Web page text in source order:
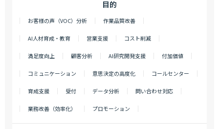
目的
お客様の声（VOC）分析 作業品質改善
AI人材育成・教育 営業支援 コスト削減
満足度向上 顧客分析 AI研究開発支援 付加価値
コミュニケーション 意思決定の高度化 コールセンター
育成支援 受付 データ分析 問い合わせ対応
業務改善（効率化） プロモーション